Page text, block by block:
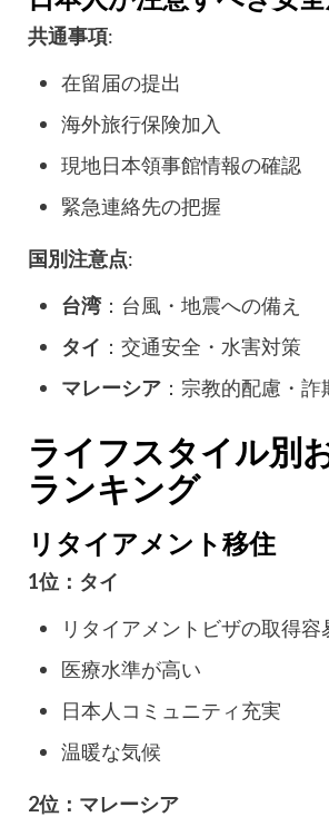
共通事項:
在留届の提出
海外旅行保険加入
現地日本領事館情報の確認
緊急連絡先の把握
国別注意点:
台湾 ：台風・地震への備え
タイ ：交通安全・水害対策
マレーシア ：宗教的配慮・詐
ライフスタイル別
ランキング
リタイアメント移住
1位：タイ
リタイアメントビザの取得容
医療水準が高い
日本人コミュニティ充実
温暖な気候
2位：マレーシア